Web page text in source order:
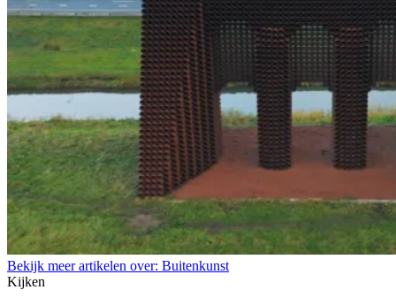
Bekijk meer artikelen over: Buitenkunst
Kijken